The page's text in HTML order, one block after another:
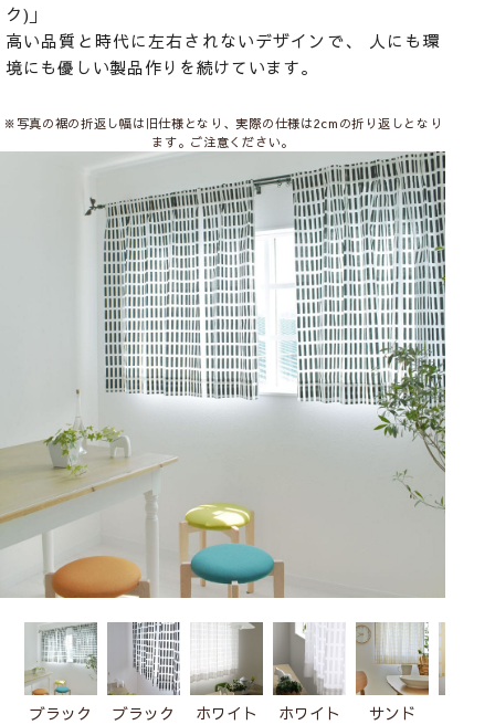
ク)」
高い品質と時代に左右されないデザインで、 人にも環
境にも優しい製品作りを続けています。
※写真の裾の折返し幅は旧仕様となり、実際の仕様は2cmの折り返しとなり
ます。ご注意ください。
ブラック ブラック ホワイト ホワイト サンド